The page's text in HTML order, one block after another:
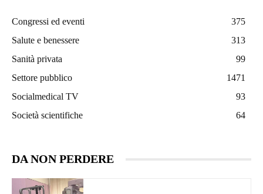
Congressi ed eventi
375
Salute e benessere
313
Sanità privata
99
Settore pubblico
1471
Socialmedical TV
93
Società scientifiche
64
DA NON PERDERE